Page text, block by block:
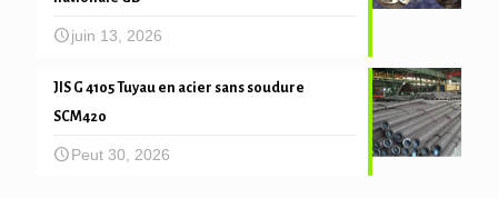
juin 13, 2026
JIS G 4105 Tuyau en acier sans soudure
SCM420
Peut 30, 2026